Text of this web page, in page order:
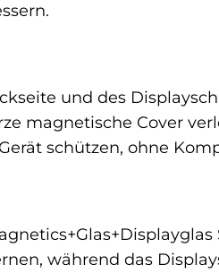
und des
magnetische Cover
schützen, ohne
während das